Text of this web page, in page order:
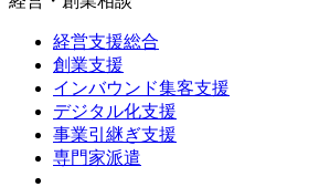
経営支援総合
創業支援
インバウンド集客支援
デジタル化支援
事業引継ぎ支援
専門家派遣